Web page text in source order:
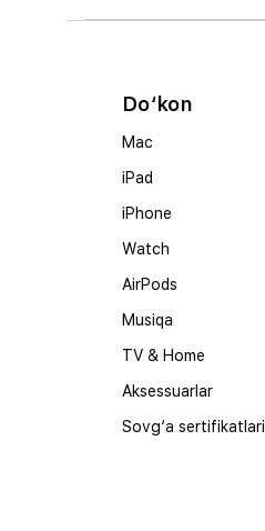
Do‘kon
Mac
iPad
iPhone
Watch
AirPods
Musiqa
TV & Home
Aksessuarlar
Sovg‘a sertifikatlari